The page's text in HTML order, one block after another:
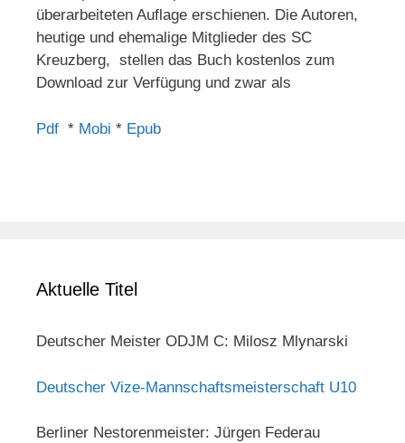
überarbeiteten Auflage erschienen. Die Autoren,
heutige und ehemalige Mitglieder des SC
Kreuzberg, stellen das Buch kostenlos zum
Download zur Verfügung und zwar als
Pdf * Mobi * Epub
Aktuelle Titel
Deutscher Meister ODJM C: Milosz Mlynarski
Deutscher Vize-Mannschaftsmeisterschaft U10
Berliner Nestorenmeister: Jürgen Federau